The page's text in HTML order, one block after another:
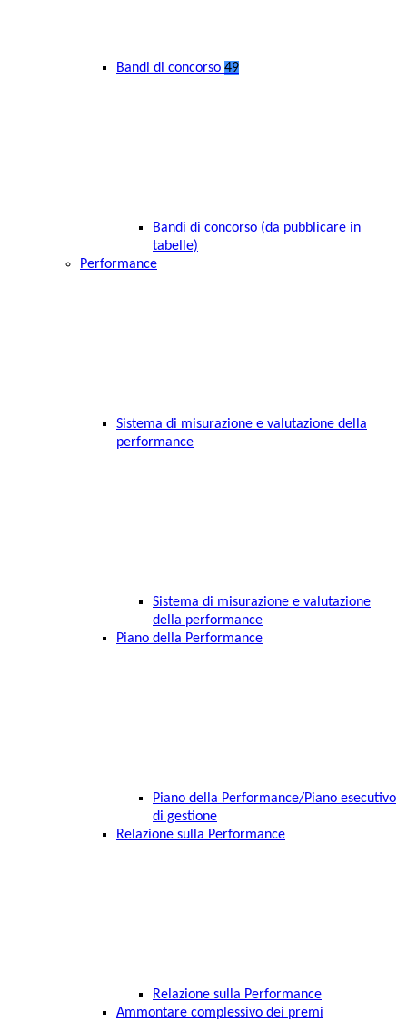
Bandi di concorso 49
Bandi di concorso (da pubblicare in
tabelle)
Performance
Sistema di misurazione e valutazione della
performance
Sistema di misurazione e valutazione
della performance
Piano della Performance
Piano della Performance/Piano esecutivo
di gestione
Relazione sulla Performance
Relazione sulla Performance
Ammontare complessivo dei premi